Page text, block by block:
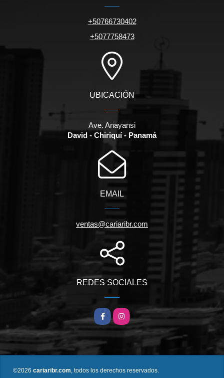
+50766730402
+5077758473
UBICACIÓN
Ave. Anayansi
David - Chiriquí - Panamá
EMAIL
ventas@cariaribr.com
REDES SOCIALES
FacebookInstagram
©2026 cariaribr.com, todos los derechos reservados.